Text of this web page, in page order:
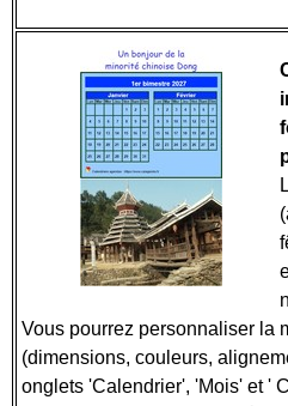
Vous pourrez personnaliser la
(dimensions, couleurs,
onglets 'Calendrier', 'Mois' et '